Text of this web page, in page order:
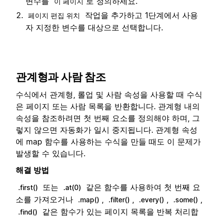
페이지 편집 위치
작업을 추가하고 1단계에서 사용
자 지정한 변수를 대상으로 선택합니다.
관계형과 사람 참조
수식에서 관계형, 롤업 및 사람 속성을 사용할 때 수식
은 페이지 또는 사람 목록을 반환합니다. 관계형 내의
속성을 참조하려면 첫 번째 요소를 정의해야 하며, 그
렇지 않으면 자동화가 일시 중지됩니다. 관계형 속성
에 map 함수를 사용하는 수식을 만들 때도 이 문제가
발생할 수 있습니다.
해결 방법
.first() 또는 .at(0)
같은 함수를 사용하여 첫 번째 요
소를 가져오거나
.map() .filter() .every() .some()
.find()
같은 함수가 있는 페이지 목록을 반복 처리합